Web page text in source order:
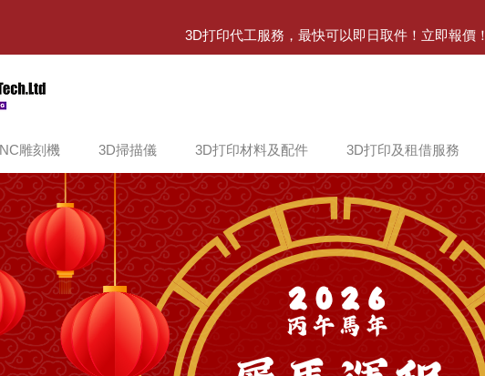
3D打印代工服務，最快可以即日取件！立即報價！
雕刻機 3D掃描儀 3D打印材料及配件 3D打印及租借服務